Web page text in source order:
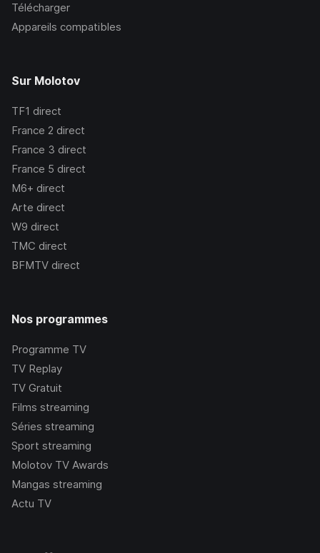
Télécharger
Appareils compatibles
Sur Molotov
TF1 direct
France 2 direct
France 3 direct
France 5 direct
M6+ direct
Arte direct
W9 direct
TMC direct
BFMTV direct
Nos programmes
Programme TV
TV Replay
TV Gratuit
Films streaming
Séries streaming
Sport streaming
Molotov TV Awards
Mangas streaming
Actu TV